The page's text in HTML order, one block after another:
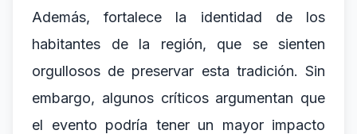
Además, fortalece la identidad de los
habitantes de la región, que se sienten
orgullosos de preservar esta tradición. Sin
embargo, algunos críticos argumentan que
el evento podría tener un mayor impacto